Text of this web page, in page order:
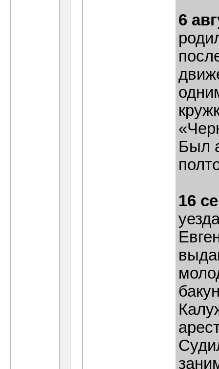
6
Был
16